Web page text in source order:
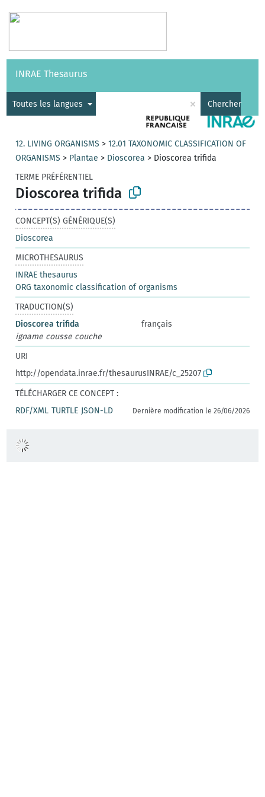
Vocabulaires API
INRAE Thesaurus
Toutes les langues × Chercher
12. LIVING ORGANISMS >12.01 TAXONOMIC CLASSIFICATION OF
ORGANISMS > Plantae > Dioscorea > Dioscorea trifida
TERME PRÉFÉRENTIEL
Dioscorea trifida
CONCEPT(S) GÉNÉRIQUE(S)
Dioscorea
MICROTHESAURUS
INRAE thesaurus
ORG taxonomic classification of organisms
TRADUCTION(S)
Dioscorea trifida
français
igname cousse couche
URI
http://opendata.inrae.fr/thesaurusINRAE/c_25207
TÉLÉCHARGER CE CONCEPT :
RDF/XML TURTLE JSON-LD Dernière modification le 26/06/2026